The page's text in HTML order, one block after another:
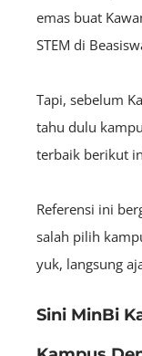
emas buat
STEM di
Tapi, sebelum
tahu dulu
terbaik berikut
Referensi ini
salah pilih
yuk, langsung
Sini MinBi